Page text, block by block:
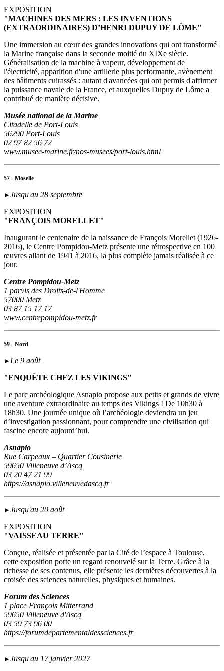
EXPOSITION
"MACHINES DES MERS : LES INVENTIONS
(EXTRAORDINAIRES) D’HENRI DUPUY DE LÔME"
Une immersion au cœur des grandes innovations qui ont transformé
la Marine française dans la seconde moitié du XIXe siècle.
Généralisation de la machine à vapeur, développement de
l'électricité, apparition d'une artillerie plus performante, avènement
des bâtiments cuirassés : autant d'avancées qui ont permis d'affirmer
la puissance navale de la France, et auxquelles Dupuy de Lôme a
contribué de manière décisive.
Musée national de la Marine
Citadelle de Port-Louis
56290 Port-Louis
02 97 82 56 72
www.musee-marine.fr/nos-musees/port-louis.html
57 - Moselle
► Jusqu'au 28 septembre
EXPOSITION
"FRANÇOIS MORELLET"
Inaugurant le centenaire de la naissance de François Morellet (1926-
2016), le Centre Pompidou-Metz présente une rétrospective en 100
œuvres allant de 1941 à 2016, la plus complète jamais réalisée à ce
jour.
Centre Pompidou-Metz
1 parvis des Droits-de-l'Homme
57000 Metz
03 87 15 17 17
www.centrepompidou-metz.fr
59 - Nord
► Le 9 août
"ENQUÊTE CHEZ LES VIKINGS"
Le parc archéologique Asnapio propose aux petits et grands de vivre
une aventure extraordinaire au temps des Vikings ! De 10h30 à
18h30. Une journée unique où l’archéologie deviendra un jeu
d’investigation passionnant, pour comprendre une civilisation qui
fascine encore aujourd’hui.
Asnapio
Rue Carpeaux – Quartier Cousinerie
59650 Villeneuve d’Ascq
03 20 47 21 99
https://asnapio.villeneuvedascq.fr
► Jusqu'au 20 août
EXPOSITION
"VAISSEAU TERRE"
Conçue, réalisée et présentée par la Cité de l’espace à Toulouse,
cette exposition porte un regard renouvelé sur la Terre. Grâce à la
richesse de ses contenus, elle présente les dernières découvertes à la
croisée des sciences naturelles, physiques et humaines.
Forum des Sciences
1 place François Mitterrand
59650 Villeneuve d'Ascq
03 59 73 96 00
https://forumdepartementaldessciences.fr
► Jusqu'au 17 janvier 2027